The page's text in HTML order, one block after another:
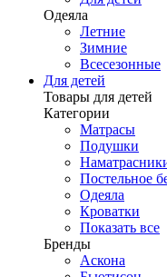
Одеяла
Летние
Зимние
Всесезонные
Для детей
Товары для детей
Категории
Матрасы
Подушки
Постельное
Одеяла
Кроватки
Показать все
Бренды
Аскона